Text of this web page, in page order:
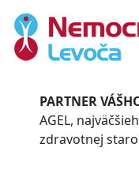
PARTNER
AGEL,
zdravotnej